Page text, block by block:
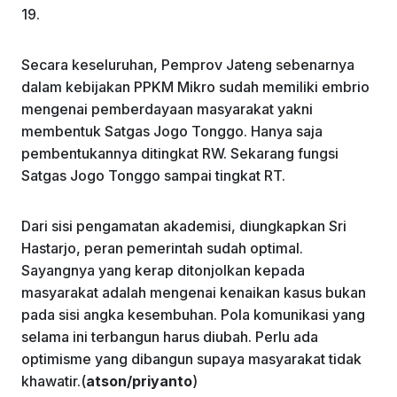
19.
Secara keseluruhan, Pemprov Jateng sebenarnya
dalam kebijakan PPKM Mikro sudah memiliki embrio
mengenai pemberdayaan masyarakat yakni
membentuk Satgas Jogo Tonggo. Hanya saja
pembentukannya ditingkat RW. Sekarang fungsi
Satgas Jogo Tonggo sampai tingkat RT.
Dari sisi pengamatan akademisi, diungkapkan Sri
Hastarjo, peran pemerintah sudah optimal.
Sayangnya yang kerap ditonjolkan kepada
masyarakat adalah mengenai kenaikan kasus bukan
pada sisi angka kesembuhan. Pola komunikasi yang
selama ini terbangun harus diubah. Perlu ada
optimisme yang dibangun supaya masyarakat tidak
khawatir.(atson/priyanto)